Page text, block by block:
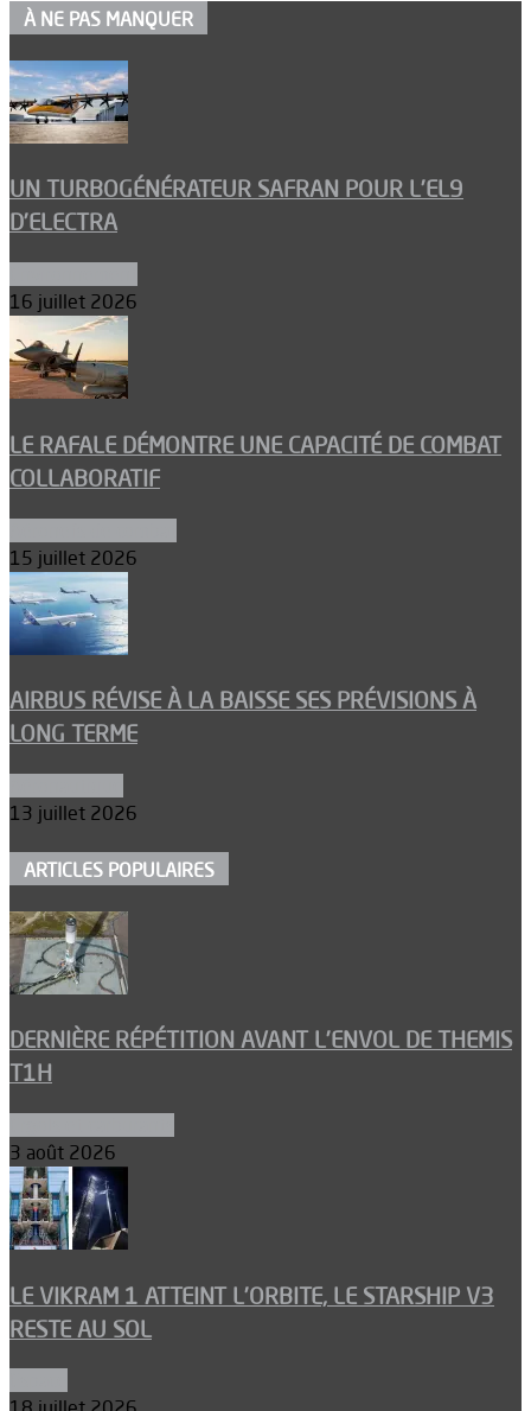
À NE PAS MANQUER
UN TURBOGÉNÉRATEUR SAFRAN POUR L’EL9
D’ELECTRA
16 juillet 2026
LE RAFALE DÉMONTRE UNE CAPACITÉ DE COMBAT
COLLABORATIF
15 juillet 2026
AIRBUS RÉVISE À LA BAISSE SES PRÉVISIONS À
LONG TERME
13 juillet 2026
ARTICLES POPULAIRES
DERNIÈRE RÉPÉTITION AVANT L’ENVOL DE THEMIS
T1H
3 août 2026
LE VIKRAM 1 ATTEINT L’ORBITE, LE STARSHIP V3
RESTE AU SOL